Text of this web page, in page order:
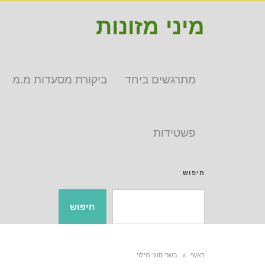
מיני מזונות
מתרגשים ביחד ביקורת מסעדות מ.מ
פשטידות
חיפוש
חיפוש
ראשי » בשני סוגי מילוי